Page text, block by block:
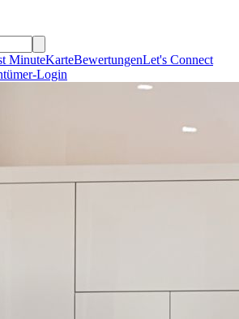
MinuteKarteBewertungenLet's Connect
Login